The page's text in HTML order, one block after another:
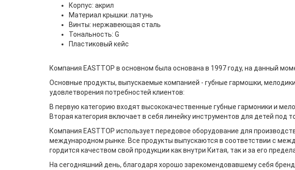
Корпус: акрил
Материал крышки: латунь
Винты: нержавеющая сталь
Тональность: G
Пластиковый кейс
Компания EASTTOP в основном была основана в 1997 году, на данный
Основные продукты, выпускаемые компанией - губные гармошки,
удовлетворения потребностей клиентов:
В первую категорию входят высококачественные губные гармоники и
Вторая категория включает в себя линейку инструментов для детей под
Компания EASTTOP использует передовое оборудование для
международном рынке. Все продукты выпускаются в соответствии с
гордится качеством свой продукции как внутри Китая, так и за его
На сегодняшний день, благодаря хорошо зарекомендовавшему себя